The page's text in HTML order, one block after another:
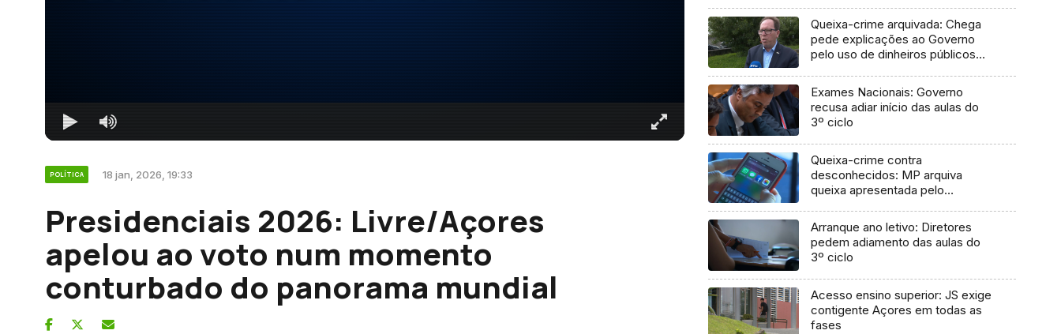
POLÍTICA 18 jan, 2026, 19:33
Presidenciais 2026: Livre/Açores
apelou ao voto num momento
conturbado do panorama mundial
Queixa-crime arquivada: Chega
pede explicações ao Governo
pelo uso de dinheiros públicos
Exames Nacionais: Governo
recusa adiar início das aulas do
3º ciclo
Queixa-crime contra
desconhecidos: MP arquiva
queixa apresentada pelo
Arranque ano letivo: Diretores
pedem adiamento das aulas do
3º ciclo
Acesso ensino superior: JS exige
contigente Açores em todas as
fases